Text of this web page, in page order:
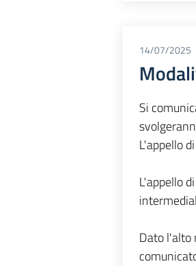
14/07/2025
Si
L'appello
L'appello
Dato l'alto